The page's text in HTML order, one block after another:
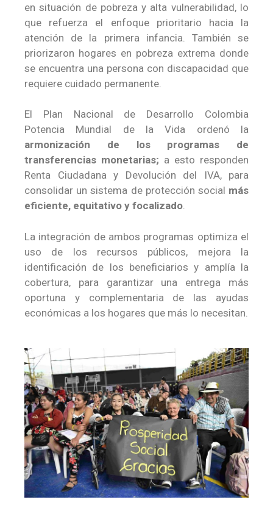
en situación de pobreza y alta vulnerabilidad, lo
que refuerza el enfoque prioritario hacia la
atención de la primera infancia. También se
priorizaron hogares en pobreza extrema donde
se encuentra una persona con discapacidad que
requiere cuidado permanente.
El Plan Nacional de Desarrollo Colombia
Potencia Mundial de la Vida ordenó la
armonización de los programas de
transferencias monetarias; a esto responden
Renta Ciudadana y Devolución del IVA, para
consolidar un sistema de protección social más
eficiente, equitativo y focalizado.
La integración de ambos programas optimiza el
uso de los recursos públicos, mejora la
identificación de los beneficiarios y amplía la
cobertura, para garantizar una entrega más
oportuna y complementaria de las ayudas
económicas a los hogares que más lo necesitan.